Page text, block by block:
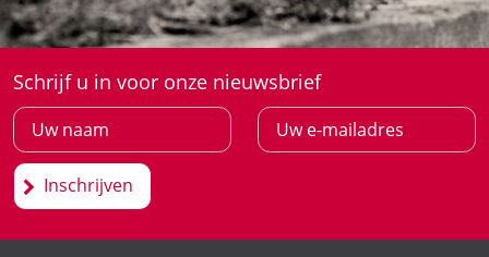
Schrijf u in voor onze nieuwsbrief
Inschrijven